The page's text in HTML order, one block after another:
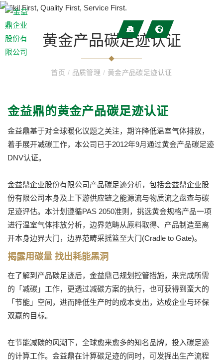
黄金产品碳足迹认证
首页 / 品质管理 / 黄金产品碳足迹认证
金益鼎的黄金产品碳足迹认证
金益鼎基于对全球暖化议题之关注，期许降低温室气体排放，
着手展开减碳工作，本公司已于2012年9月通过黄金产品碳足迹
DNV认证。
金益鼎企业股份有限公司产品碳足迹分析，包括金益鼎企业股
份有限公司本身及上下游供应链之能源流与物质流之盘查与碳
足迹评估。本计划遵循PAS 2050准则，挑选黄金规格产品一项
进行温室气体排放分析，边界范畴从原料取得、产品制造至离
开本身边界大门，边界范畴采摇篮至大门(Cradle to Gate)。
揭露用碳量 找出耗能黑洞
在了解到产品碳足迹后，金益鼎己规划控管措施，来完成所需
的「减碳」工作，更透过减碳方案的执行，也可获得到蛮大的
「节能」空间，进而降低生产时的成本支出，达成企业与环保
双赢的目标。
在节能减碳的风潮下，全球愈来愈多的知名品牌，投入碳足迹
的计算工作。金益鼎在计算碳足迹的同时，可发掘出生产流程